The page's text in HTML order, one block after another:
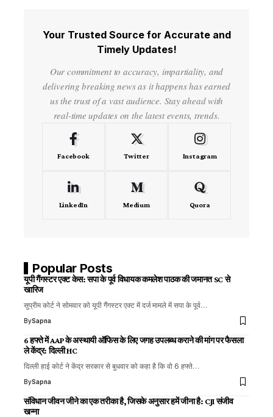
Your Trusted Source for Accurate and
Timely Updates!
Our commitment to accuracy, impartiality, and
delivering breaking news as it happens has earned
us the trust of a vast audience. Stay ahead with
real-time updates on the latest events, trends.
Facebook Twitter Instagram
LinkedIn Medium Quora
Popular Posts
यूपी गैंगस्टर एक्ट केस: सपा के पूर्व विधायक कमलेश पाठक की जमानत SC से
खारिज
सुप्रीम कोर्ट ने सोमवार को यूपी गैंगस्टर एक्ट में दर्ज मामले में सपा के पूर्व…
BySapna
6 हफ्ते में AAP के अस्थायी ऑफिस के लिए जगह उपलब्ध कराने की मांग पर फैसला
ले केंद्र: दिल्ली HC
दिल्ली हाई कोर्ट ने केंद्र सरकार से बुधवार को कहा है कि वो 6 हफ्ते…
BySapna
संविधान जीवन जीने का एक तरीका है, जिसके अनुसार हमें जीना है: CJI संजीव
खन्ना